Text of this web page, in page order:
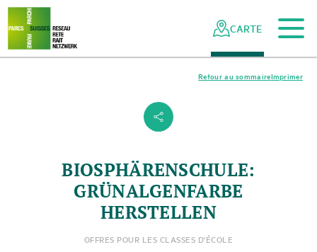
Naviguer
dans
réseau
Navigation
rapide
Vers le contenu principal
Vers la navigation mobile
Vers la recherche
Vers la zone des pieds
Vers le plan du site
CARTE
s
Imprimer
Retour au sommaire
BIOSPHÄRENSCHULE:
GRÜNALGENFARBE
HERSTELLEN
OFFRES POUR LES CLASSES D'ÉCOLE